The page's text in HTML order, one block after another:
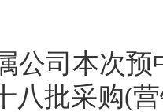
公司本次
八批采购(